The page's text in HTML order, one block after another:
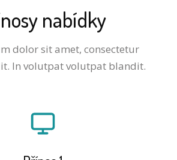
nabídky
dolor sit amet, consectetur
In volutpat volutpat blandit.